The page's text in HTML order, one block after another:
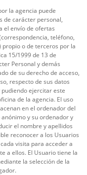
la agencia puede
de carácter personal,
el envío de ofertas
teléfono,
o de terceros por la
15/1999 de 13 de
Personal y demás
de su derecho de acceso,
respecto de sus datos
ejercitar este
de la agencia. El uso
en el ordenador del
y su ordenador y
el nombre y apellidos
reconocer a los Usuarios
visita para acceder a
a ellos. El Usuario tiene la
la selección de la